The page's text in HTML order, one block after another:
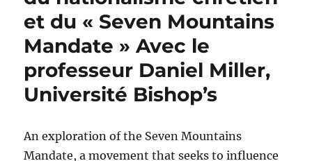
et du « Seven Mountains
Mandate » Avec le
professeur Daniel Miller,
Université Bishop’s
An exploration of the Seven Mountains
Mandate, a movement that seeks to influence